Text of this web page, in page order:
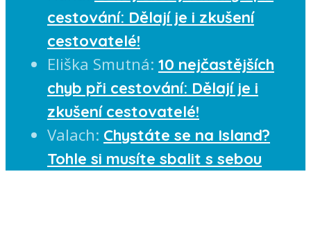
cestování: Dělají je i zkušení
cestovatelé!
Eliška Smutná: 10 nejčastějších
chyb při cestování: Dělají je i
zkušení cestovatelé!
Valach: Chystáte se na Island?
Tohle si musíte sbalit s sebou